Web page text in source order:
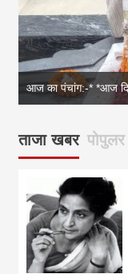
आज का पंचांग:-* *आज
ताजा खबर पोपुलर